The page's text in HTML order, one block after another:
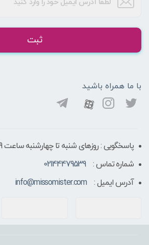
ثبت
با ما همراه باشید
پاسخگویی : روزهای شنبه تا چهارشنبه ساعت 9 الی ۶ بعد از ظهر
شماره تماس :
02144479539
آدرس ایمیل :
info@missomister.com